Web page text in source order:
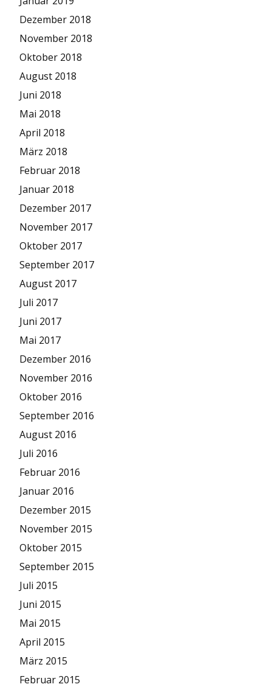
Dezember 2018
November 2018
Oktober 2018
August 2018
Juni 2018
Mai 2018
April 2018
März 2018
Februar 2018
Januar 2018
Dezember 2017
November 2017
Oktober 2017
September 2017
August 2017
Juli 2017
Juni 2017
Mai 2017
Dezember 2016
November 2016
Oktober 2016
September 2016
August 2016
Juli 2016
Februar 2016
Januar 2016
Dezember 2015
November 2015
Oktober 2015
September 2015
Juli 2015
Juni 2015
Mai 2015
April 2015
März 2015
Februar 2015